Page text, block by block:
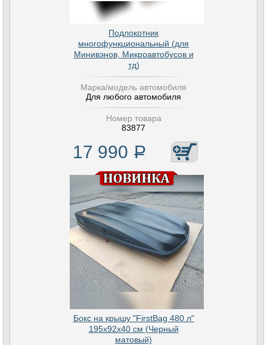
Подлокотник
многофункциональный (для
Минивэнов, Микроавтобусов и
тд)
Марка/модель автомобиля
Для любого автомобиля
Номер товара
83877
17 990 Р
Бокс на крышу "FirstBag 480 л"
195х92х40 см (Черный
матовый)